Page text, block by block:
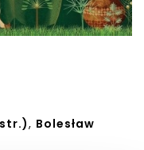
, Bolesław